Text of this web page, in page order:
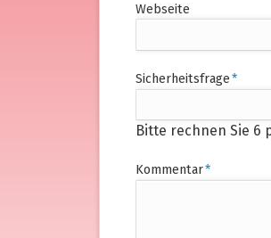
Webseite
Pflichtfeld
Sicherheitsfrage*
Bitte rechnen Sie 6
Pflichtfeld
Kommentar*